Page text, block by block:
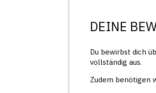
DEINE
Du bewirbst dich
vollständig aus.
Zudem benötigen